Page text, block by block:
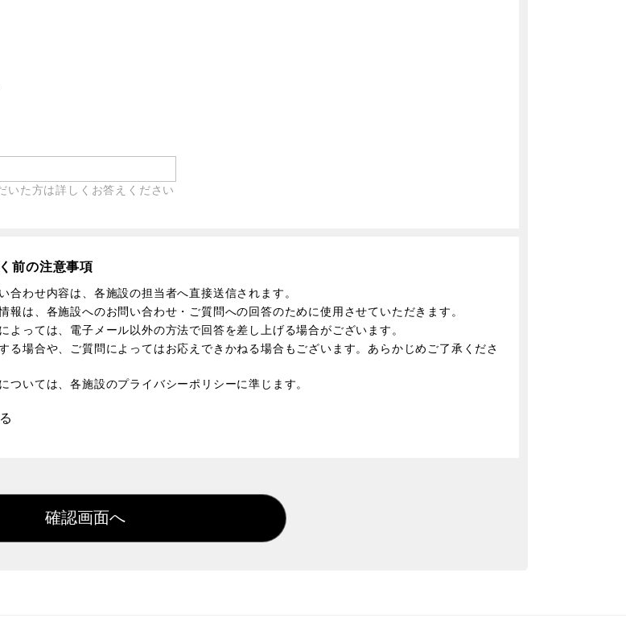
いた方は詳しくお答えください
前の注意事項
合わせ内容は、各施設の担当者へ直接送信されます。
報は、各施設へのお問い合わせ・ご質問への回答のために使用させていただきます。
よっては、電子メール以外の方法で回答を差し上げる場合がございます。
る場合や、ご質問によってはお応えできかねる場合もございます。あらかじめご了承くださ
ついては、各施設のプライバシーポリシーに準じます。